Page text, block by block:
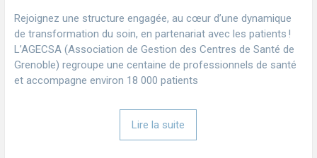
Rejoignez une structure engagée, au cœur d’une dynamique
de transformation du soin, en partenariat avec les patients !
L’AGECSA (Association de Gestion des Centres de Santé de
Grenoble) regroupe une centaine de professionnels de santé
et accompagne environ 18 000 patients
Lire la suite